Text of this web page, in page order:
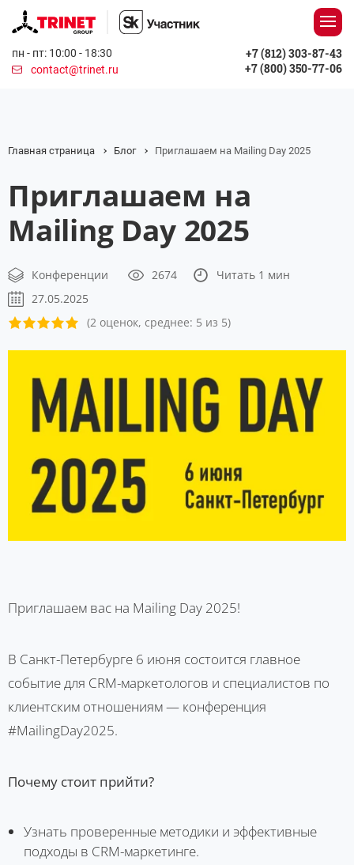
пн - пт: 10:00 - 18:30
contact@trinet.ru
+7 (812) 303-87-43
+7 (800) 350-77-06
Главная страница Блог Приглашаем на Mailing Day 2025
Приглашаем на
Mailing Day 2025
Конференции 2674
Читать 1 мин
27.05.2025
(2 оценок, среднее: 5 из 5)
Приглашаем вас на Mailing Day 2025!
В Санкт-Петербурге 6 июня состоится главное
событие для CRM-маркетологов и специалистов по
клиентским отношениям — конференция
#MailingDay2025.
Почему стоит прийти?
Узнать проверенные методики и эффективные
подходы в CRM-маркетинге.